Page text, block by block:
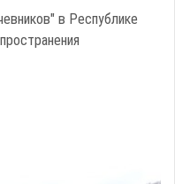
в Республике